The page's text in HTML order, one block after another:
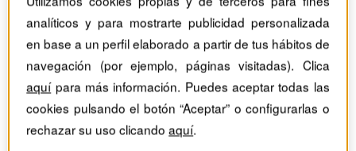
analíticos y para mostrarte publicidad personalizada
en base a un perfil elaborado a partir de tus hábitos de
navegación (por ejemplo, páginas visitadas). Clica
aquípara más información. Puedes aceptar todas las
cookies pulsando el botón “Aceptar” o configurarlas o
rechazar su uso clicandoaquí.